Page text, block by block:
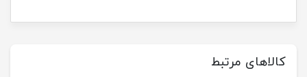
کالاهای مرتبط